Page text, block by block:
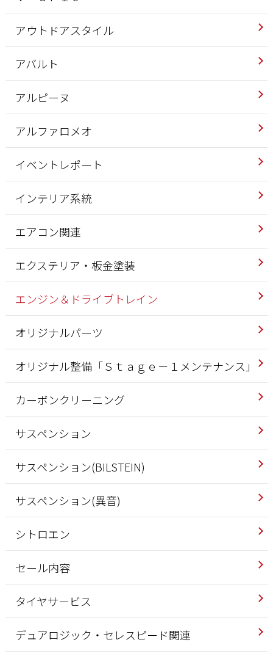
アウトドアスタイル
アバルト
アルピーヌ
アルファロメオ
イベントレポート
インテリア系統
エアコン関連
エクステリア・板金塗装
エンジン＆ドライブトレイン
オリジナルパーツ
オリジナル整備「Ｓｔａｇｅ－１メンテナンス」
カーボンクリーニング
サスペンション
サスペンション(BILSTEIN)
サスペンション(異音)
シトロエン
セール内容
タイヤサービス
デュアロジック・セレスピード関連